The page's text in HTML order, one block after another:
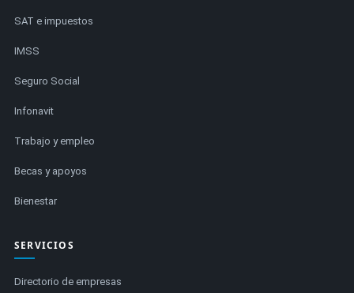
SAT e impuestos
IMSS
Seguro Social
Infonavit
Trabajo y empleo
Becas y apoyos
Bienestar
SERVICIOS
Directorio de empresas